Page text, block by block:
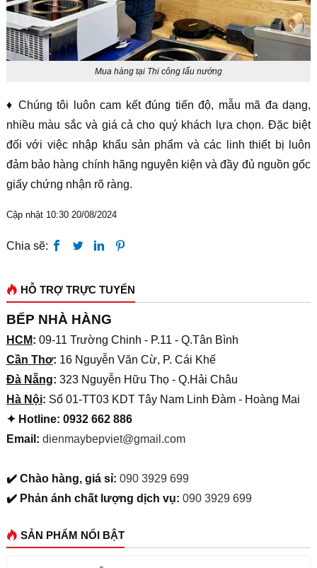
Mua hàng tại Thi công lẩu nướng
♦ Chúng tôi luôn cam kết đúng tiến độ, mẫu mã đa dạng,
nhiều màu sắc và giá cả cho quý khách lựa chọn. Đặc biệt
đối với việc nhập khẩu sản phẩm và các linh thiết bị luôn
đảm bảo hàng chính hãng nguyên kiện và đầy đủ nguồn gốc
giấy chứng nhận rõ ràng.
Cập nhật 10:30 20/08/2024
Chia sẽ:
HỖ TRỢ TRỰC TUYẾN
BẾP NHÀ HÀNG
HCM: 09-11 Trường Chinh - P.11 - Q.Tân Bình
Cần Thơ: 16 Nguyễn Văn Cừ, P. Cái Khế
Đà Nẵng: 323 Nguyễn Hữu Thọ - Q.Hải Châu
Hà Nội: Số 01-TT03 KDT Tây Nam Linh Đàm - Hoàng Mai
✦ Hotline: 0932 662 886
Email: dienmaybepviet@gmail.com
✔️ Chào hàng, giá sỉ: 090 3929 699
✔️ Phản ánh chất lượng dịch vụ: 090 3929 699
SẢN PHẨM NỔI BẬT